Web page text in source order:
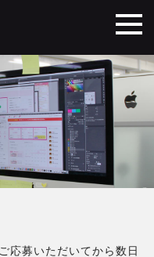
応募いただいてから数日